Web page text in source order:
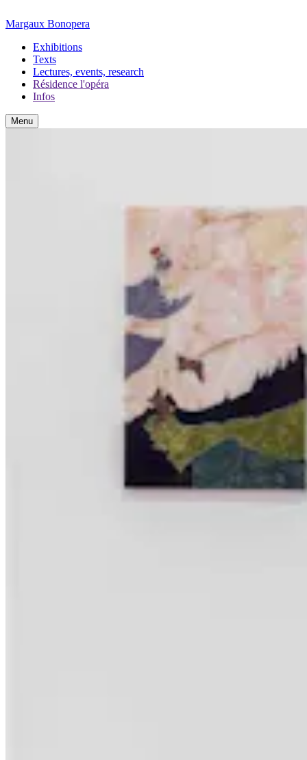
Margaux Bonopera
Exhibitions
Texts
Lectures, events, research
Résidence l'opéra
Infos
Menu